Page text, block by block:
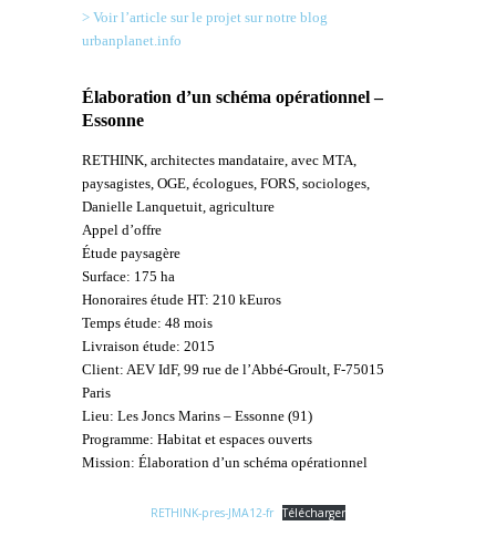
> Voir l’article sur le projet sur notre blog
urbanplanet.info
Élaboration d’un schéma opérationnel –
Essonne
RETHINK, architectes mandataire, avec MTA,
paysagistes, OGE, écologues, FORS, sociologes,
Danielle Lanquetuit, agriculture
Appel d’offre
Étude paysagère
Surface: 175 ha
Honoraires étude HT: 210 kEuros
Temps étude: 48 mois
Livraison étude: 2015
Client: AEV IdF, 99 rue de l’Abbé-Groult, F-75015
Paris
Lieu: Les Joncs Marins – Essonne (91)
Programme: Habitat et espaces ouverts
Mission: Élaboration d’un schéma opérationnel
RETHINK-pres-JMA12-fr Télécharger